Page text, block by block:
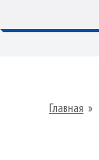
Главная »